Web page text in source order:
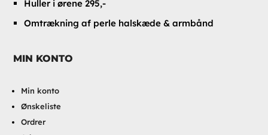
Huller i ørene 295,-
Omtrækning af perle halskæde & armbånd
MIN KONTO
Min konto
Ønskeliste
Ordrer